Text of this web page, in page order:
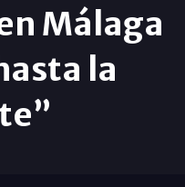
Málaga
la